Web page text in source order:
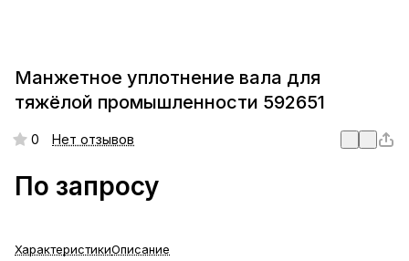
Манжетное уплотнение вала для
тяжёлой промышленности 592651
0 Нет отзывов
По запросу
ХарактеристикиОписание